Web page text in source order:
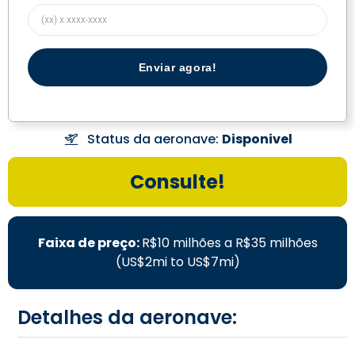
Enviar agora!
Status da aeronave: Disponivel
Consulte!
Faixa de preço:R$10 milhões a R$35 milhões
(US$2mi to US$7mi)
Detalhes da aeronave: